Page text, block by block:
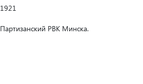
1921
Партизанский РВК Минска.